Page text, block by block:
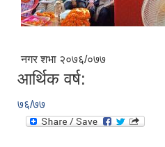
नगर शभा २०७६/०७७
आर्थिक वर्ष:
७६/७७